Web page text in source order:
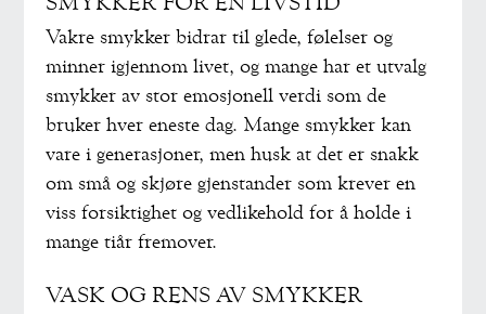
Vakre smykker bidrar til glede, følelser og
minner igjennom livet, og mange har et utvalg
smykker av stor emosjonell verdi som de
bruker hver eneste dag. Mange smykker kan
vare i generasjoner, men husk at det er snakk
om små og skjøre gjenstander som krever en
viss forsiktighet og vedlikehold for å holde i
mange tiår fremover.
VASK OG RENS AV SMYKKER